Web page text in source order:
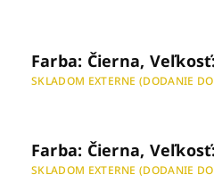
Farba: Čierna,
SKLADOM EXTERNE (DODANIE
Farba: Čierna,
SKLADOM EXTERNE (DODANIE